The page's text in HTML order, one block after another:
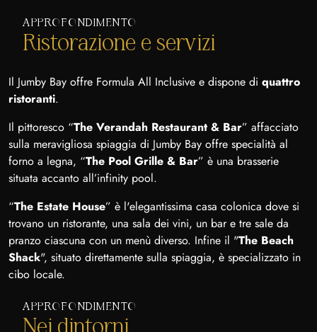
APPROFONDIMENTO
Ristorazione e servizi
Il Jumby Bay offre Formula All Inclusive e dispone di quattro
ristoranti.
Il pittoresco “The Verandah Restaurant & Bar” affacciato
sulla meravigliosa spiaggia di Jumby Bay offre specialità al
forno a legna, “The Pool Grille & Bar” è una brasserie
situata accanto all’infinity pool.
“The Estate House” è l'elegantissima casa colonica dove si
trovano un ristorante, una sala dei vini, un bar e tre sale da
pranzo ciascuna con un menù diverso. Infine il "The Beach
Shack", situato direttamente sulla spiaggia, è specializzato in
cibo locale.
APPROFONDIMENTO
Nei dintorni